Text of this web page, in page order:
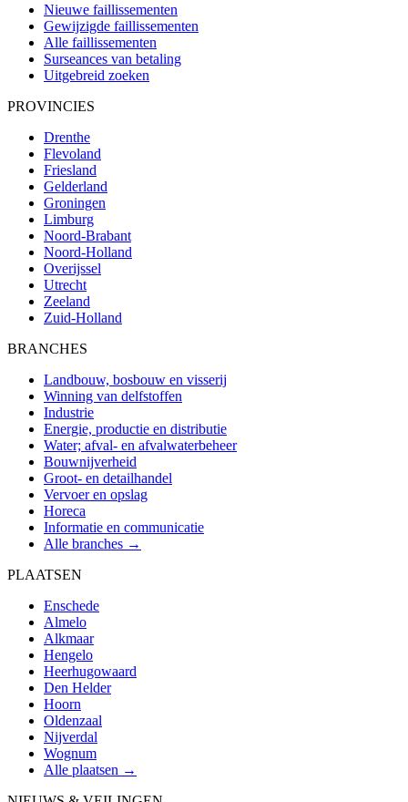
Nieuwe faillissementen
Gewijzigde faillissementen
Alle faillissementen
Surseances van betaling
Uitgebreid zoeken
PROVINCIES
Drenthe
Flevoland
Friesland
Gelderland
Groningen
Limburg
Noord-Brabant
Noord-Holland
Overijssel
Utrecht
Zeeland
Zuid-Holland
BRANCHES
Landbouw, bosbouw en visserij
Winning van delfstoffen
Industrie
Energie, productie en distributie
Water; afval- en afvalwaterbeheer
Bouwnijverheid
Groot- en detailhandel
Vervoer en opslag
Horeca
Informatie en communicatie
Alle branches →
PLAATSEN
Enschede
Almelo
Alkmaar
Hengelo
Heerhugowaard
Den Helder
Hoorn
Oldenzaal
Nijverdal
Wognum
Alle plaatsen →